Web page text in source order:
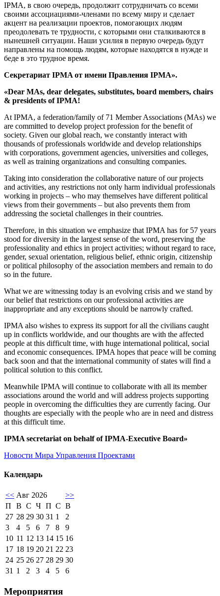
IPMA, в свою очередь, продолжит сотрудничать со всеми
своими ассоциациями-членами по всему миру и сделает
акцент на реализации проектов, помогающих людям
преодолевать те трудности, с которыми они сталкиваются в
нынешней ситуации. Наши усилия в первую очередь будут
направлены на помощь людям, которые находятся в нужде и
беде в это трудное время.
Секретариат IPMA от имени Правления IPMA».
«Dear MAs, dear delegates, substitutes, board members, chairs
& presidents of IPMA!
At IPMA, a federation/family of 71 Member Associations (MAs) we
are committed to develop project profession for the benefit of
society. Given our global reach, we constantly interact with
thousands of professionals worldwide and develop relationships
with corporations, government agencies, universities and colleges,
as well as training organizations and consulting companies.
Taking into consideration the collaborative nature of our projects
and activities, any restrictions not only harm individual professionals
working in projects – who may themselves have different political
views from their governments – but also prevents them from
addressing the societal challenges in their countries.
Therefore, in this situation we emphasize that IPMA has for 57 years
stood for diversity in the largest sense of the word, preserving the
professionality and ethics in project activities; without regard to race,
gender, sexual orientation, religious belief, ethnic origin, citizenship
or political philosophy of the association members and remain to do
so in the future.
What we are witnessing today is an evolving crisis and we stand by
our belief that restrictions on our professional activities are
inappropriate and any exceptions should be narrowly crafted.
IPMA also wishes to express its support for all the civilians caught
up in conflicts worldwide, and our thoughts are with the affected
people at this difficult time, with huge international political, social
and economic consequences. IPMA hopes that peace will be coming
back soon and that the international community of states will find a
political solution to this conflict.
Meanwhile IPMA will continue to collaborate with all its member
associations around the world and will address projects supporting
people in overcoming the difficulties they are currently facing. Our
thoughts are especially with the people who are in need and distress
at this difficult time.
IPMA secretariat on behalf of IPMA-Executive Board»
Новости Мира Управления Проектами
Календарь
<< Авг 2026
>>
П
В С Ч П С В
27 28 29 30 31 1
2
3
4 5 6 7 8
9
10 11 12 13 14 15 16
17 18 19 20 21 22 23
24 25 26 27 28 29 30
31 1 2 3 4 5 6
Мероприятия